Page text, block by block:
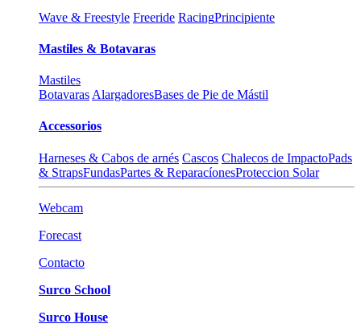
Wave & Freestyle Freeride RacingPrincipiente
Mastiles & Botavaras
Mastiles
Botavaras AlargadoresBases de Pie de Mástil
Accessorios
Harneses & Cabos de arnés Cascos Chalecos de ImpactoPads
& StrapsFundasPartes & ReparacíonesProteccion Solar
Webcam
Forecast
Contacto
Surco School
Surco House